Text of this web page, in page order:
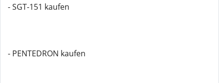
- SGT-151 kaufen
- PENTEDRON kaufen